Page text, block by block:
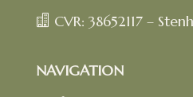
 CVR: 38652117 –
NAVIGATION